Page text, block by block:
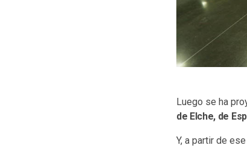
Luego se ha
de Elche, de
Y, a partir de